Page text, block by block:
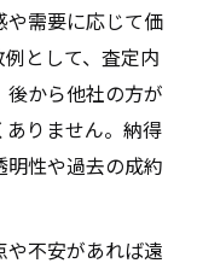
や需要に応じて価
として、査定内
から他社の方が
りません。納得
性や過去の成約
不安があれば遠